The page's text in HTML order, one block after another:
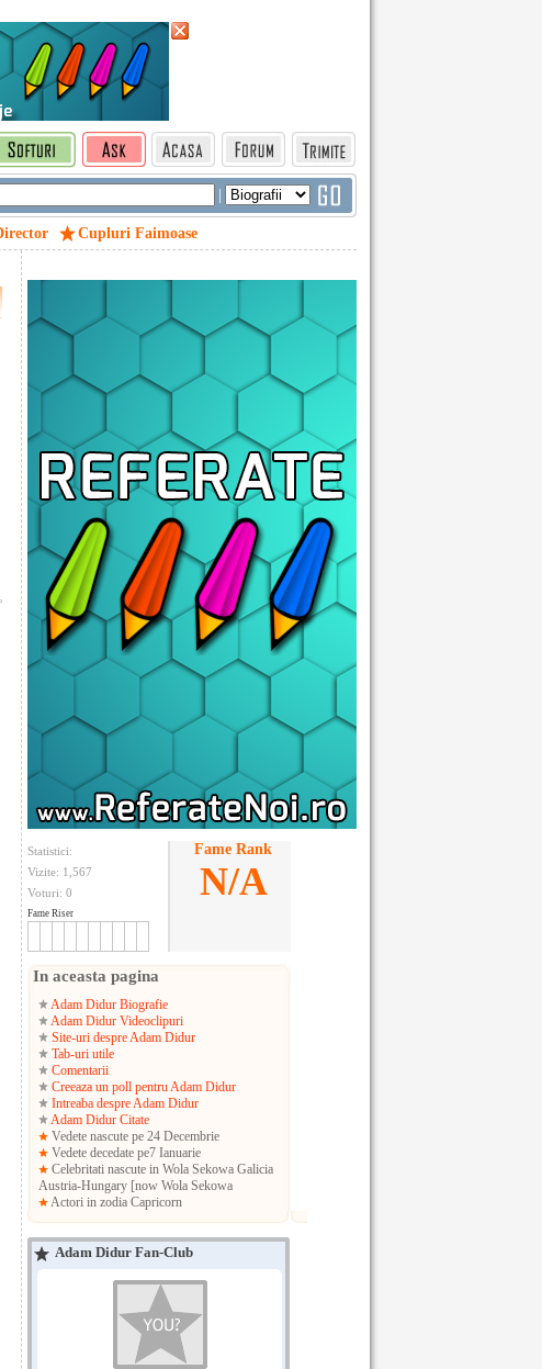
|
Cupluri Faimoase
Statistici:
Vizite: 1,567
Voturi: 0
Fame Riser
Fame Rank
N/A
In aceasta pagina
Adam Didur Biografie
Adam Didur Videoclipuri
Site-uri despre Adam Didur
Tab-uri utile
Comentarii
Creeaza un poll pentru Adam Didur
Intreaba despre Adam Didur
Adam Didur Citate
Vedete nascute pe 24 Decembrie
Vedete decedate pe7 Ianuarie
Celebritati nascute in Wola Sekowa Galicia
Austria-Hungary [now Wola Sekowa
Actori in zodia Capricorn
Adam Didur Fan-Club